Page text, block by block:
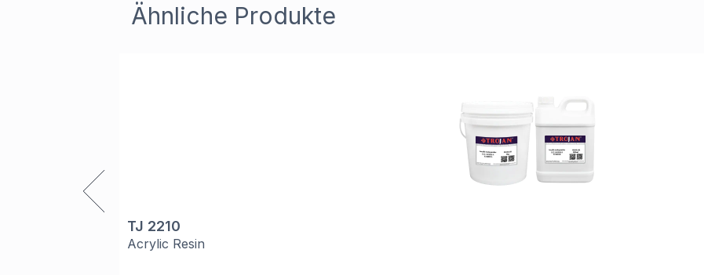
Ähnliche Produkte
TJ 2210
Acrylic Resin